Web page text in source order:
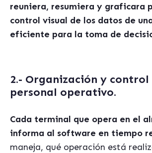
reuniera, resumiera y graficara
control visual de los datos de
eficiente para la toma de
2.- Organización y control
personal operativo.
Cada terminal que opera en el
informa al software en tiempo
maneja, qué operación está